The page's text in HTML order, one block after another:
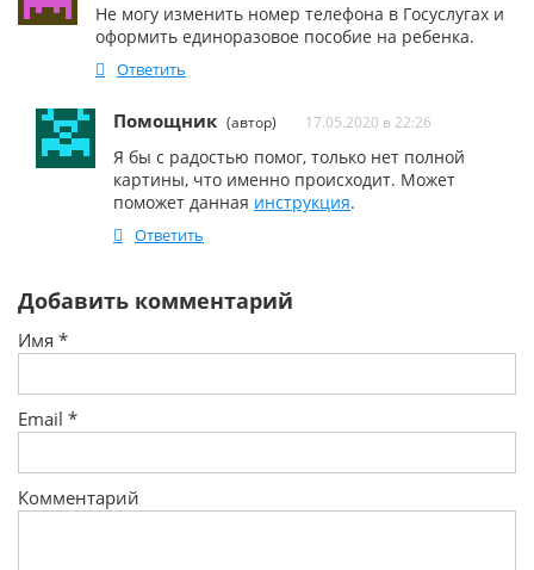
Не могу изменить номер телефона в Госуслугах и
оформить единоразовое пособие на ребенка.
Ответить
Помощник (автор) 17.05.2020 в 22:26
Я бы с радостью помог, только нет полной
картины, что именно происходит. Может
поможет данная инструкция.
Ответить
Добавить комментарий
Имя *
Email *
Комментарий